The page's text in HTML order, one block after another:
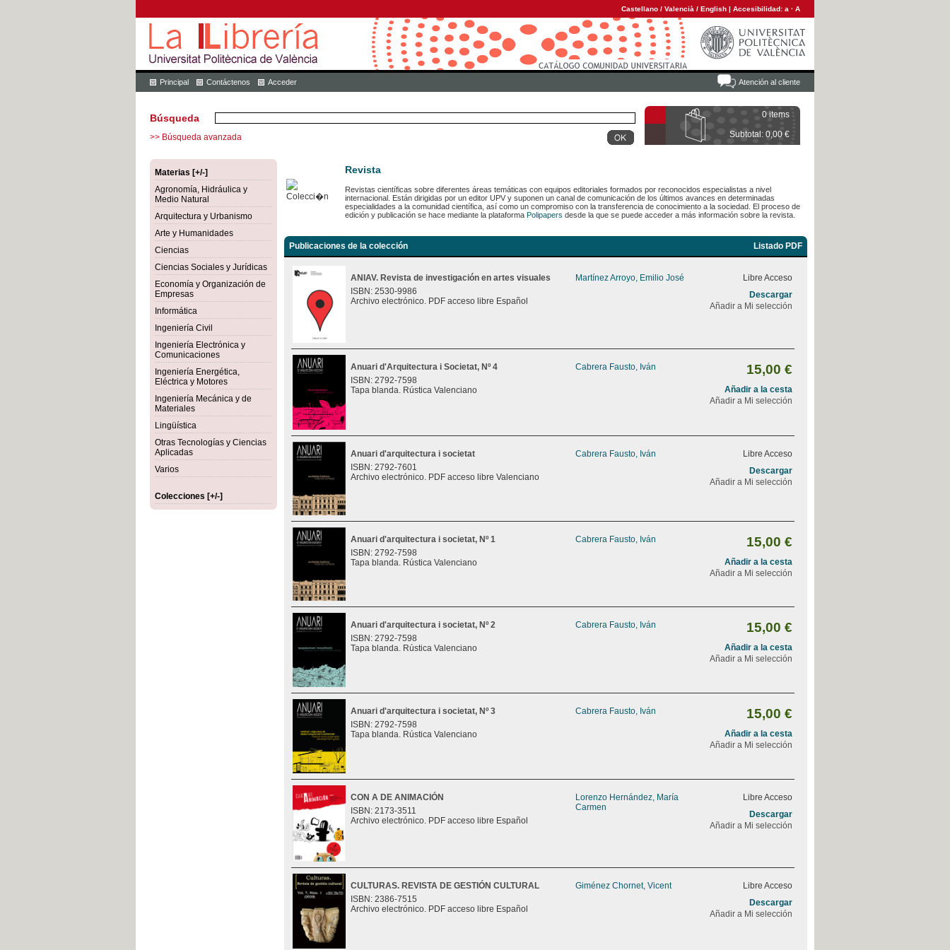
Castellano / Valencià / English | Accesibilidad: a · A
Atención al cliente
Principal Contáctenos Acceder
0 items
Subtotal: 0,00 €
Búsqueda
>> Búsqueda avanzada
Materias [+/-]
Agronomía, Hidráulica y
Medio Natural
Arquitectura y Urbanismo
Arte y Humanidades
Ciencias
Ciencias Sociales y Jurídicas
Economía y Organización de
Empresas
Informática
Ingeniería Civil
Ingeniería Electrónica y
Comunicaciones
Ingeniería Energética,
Eléctrica y Motores
Ingeniería Mecánica y de
Materiales
Lingüística
Otras Tecnologías y Ciencias
Aplicadas
Varios
Colecciones [+/-]
Revista
Revistas científicas sobre diferentes áreas temáticas con equipos editoriales formados por reconocidos especialistas a nivel
internacional. Están dirigidas por un editor UPV y suponen un canal de comunicación de los últimos avances en determinadas
especialidades a la comunidad científica, así como un compromiso con la transferencia de conocimiento a la sociedad. El proceso de
edición y publicación se hace mediante la plataforma Polipapers desde la que se puede acceder a más información sobre la revista.
Publicaciones de la colección Listado PDF
ANIAV. Revista de investigación en artes visuales
ISBN: 2530-9986
Archivo electrónico. PDF acceso libre Español
Martínez Arroyo, Emilio José
Libre Acceso
Descargar
Añadir a Mi selección
Anuari d'Arquitectura i Societat, Nº 4
ISBN: 2792-7598
Tapa blanda. Rústica Valenciano
Cabrera Fausto, Iván 15,00 €
Añadir a la cesta
Añadir a Mi selección
Anuari d'arquitectura i societat
ISBN: 2792-7601
Archivo electrónico. PDF acceso libre Valenciano
Cabrera Fausto, Iván
Libre Acceso
Descargar
Añadir a Mi selección
Anuari d'arquitectura i societat, Nº 1
ISBN: 2792-7598
Tapa blanda. Rústica Valenciano
Cabrera Fausto, Iván 15,00 €
Añadir a la cesta
Añadir a Mi selección
Anuari d'arquitectura i societat, Nº 2
ISBN: 2792-7598
Tapa blanda. Rústica Valenciano
Cabrera Fausto, Iván 15,00 €
Añadir a la cesta
Añadir a Mi selección
Anuari d'arquitectura i societat, Nº 3
ISBN: 2792-7598
Tapa blanda. Rústica Valenciano
Cabrera Fausto, Iván 15,00 €
Añadir a la cesta
Añadir a Mi selección
CON A DE ANIMACIÓN
ISBN: 2173-3511
Archivo electrónico. PDF acceso libre Español
Lorenzo Hernández, María
Carmen
Libre Acceso
Descargar
Añadir a Mi selección
CULTURAS. REVISTA DE GESTIÓN CULTURAL
ISBN: 2386-7515
Archivo electrónico. PDF acceso libre Español
Giménez Chornet, Vicent
Libre Acceso
Descargar
Añadir a Mi selección